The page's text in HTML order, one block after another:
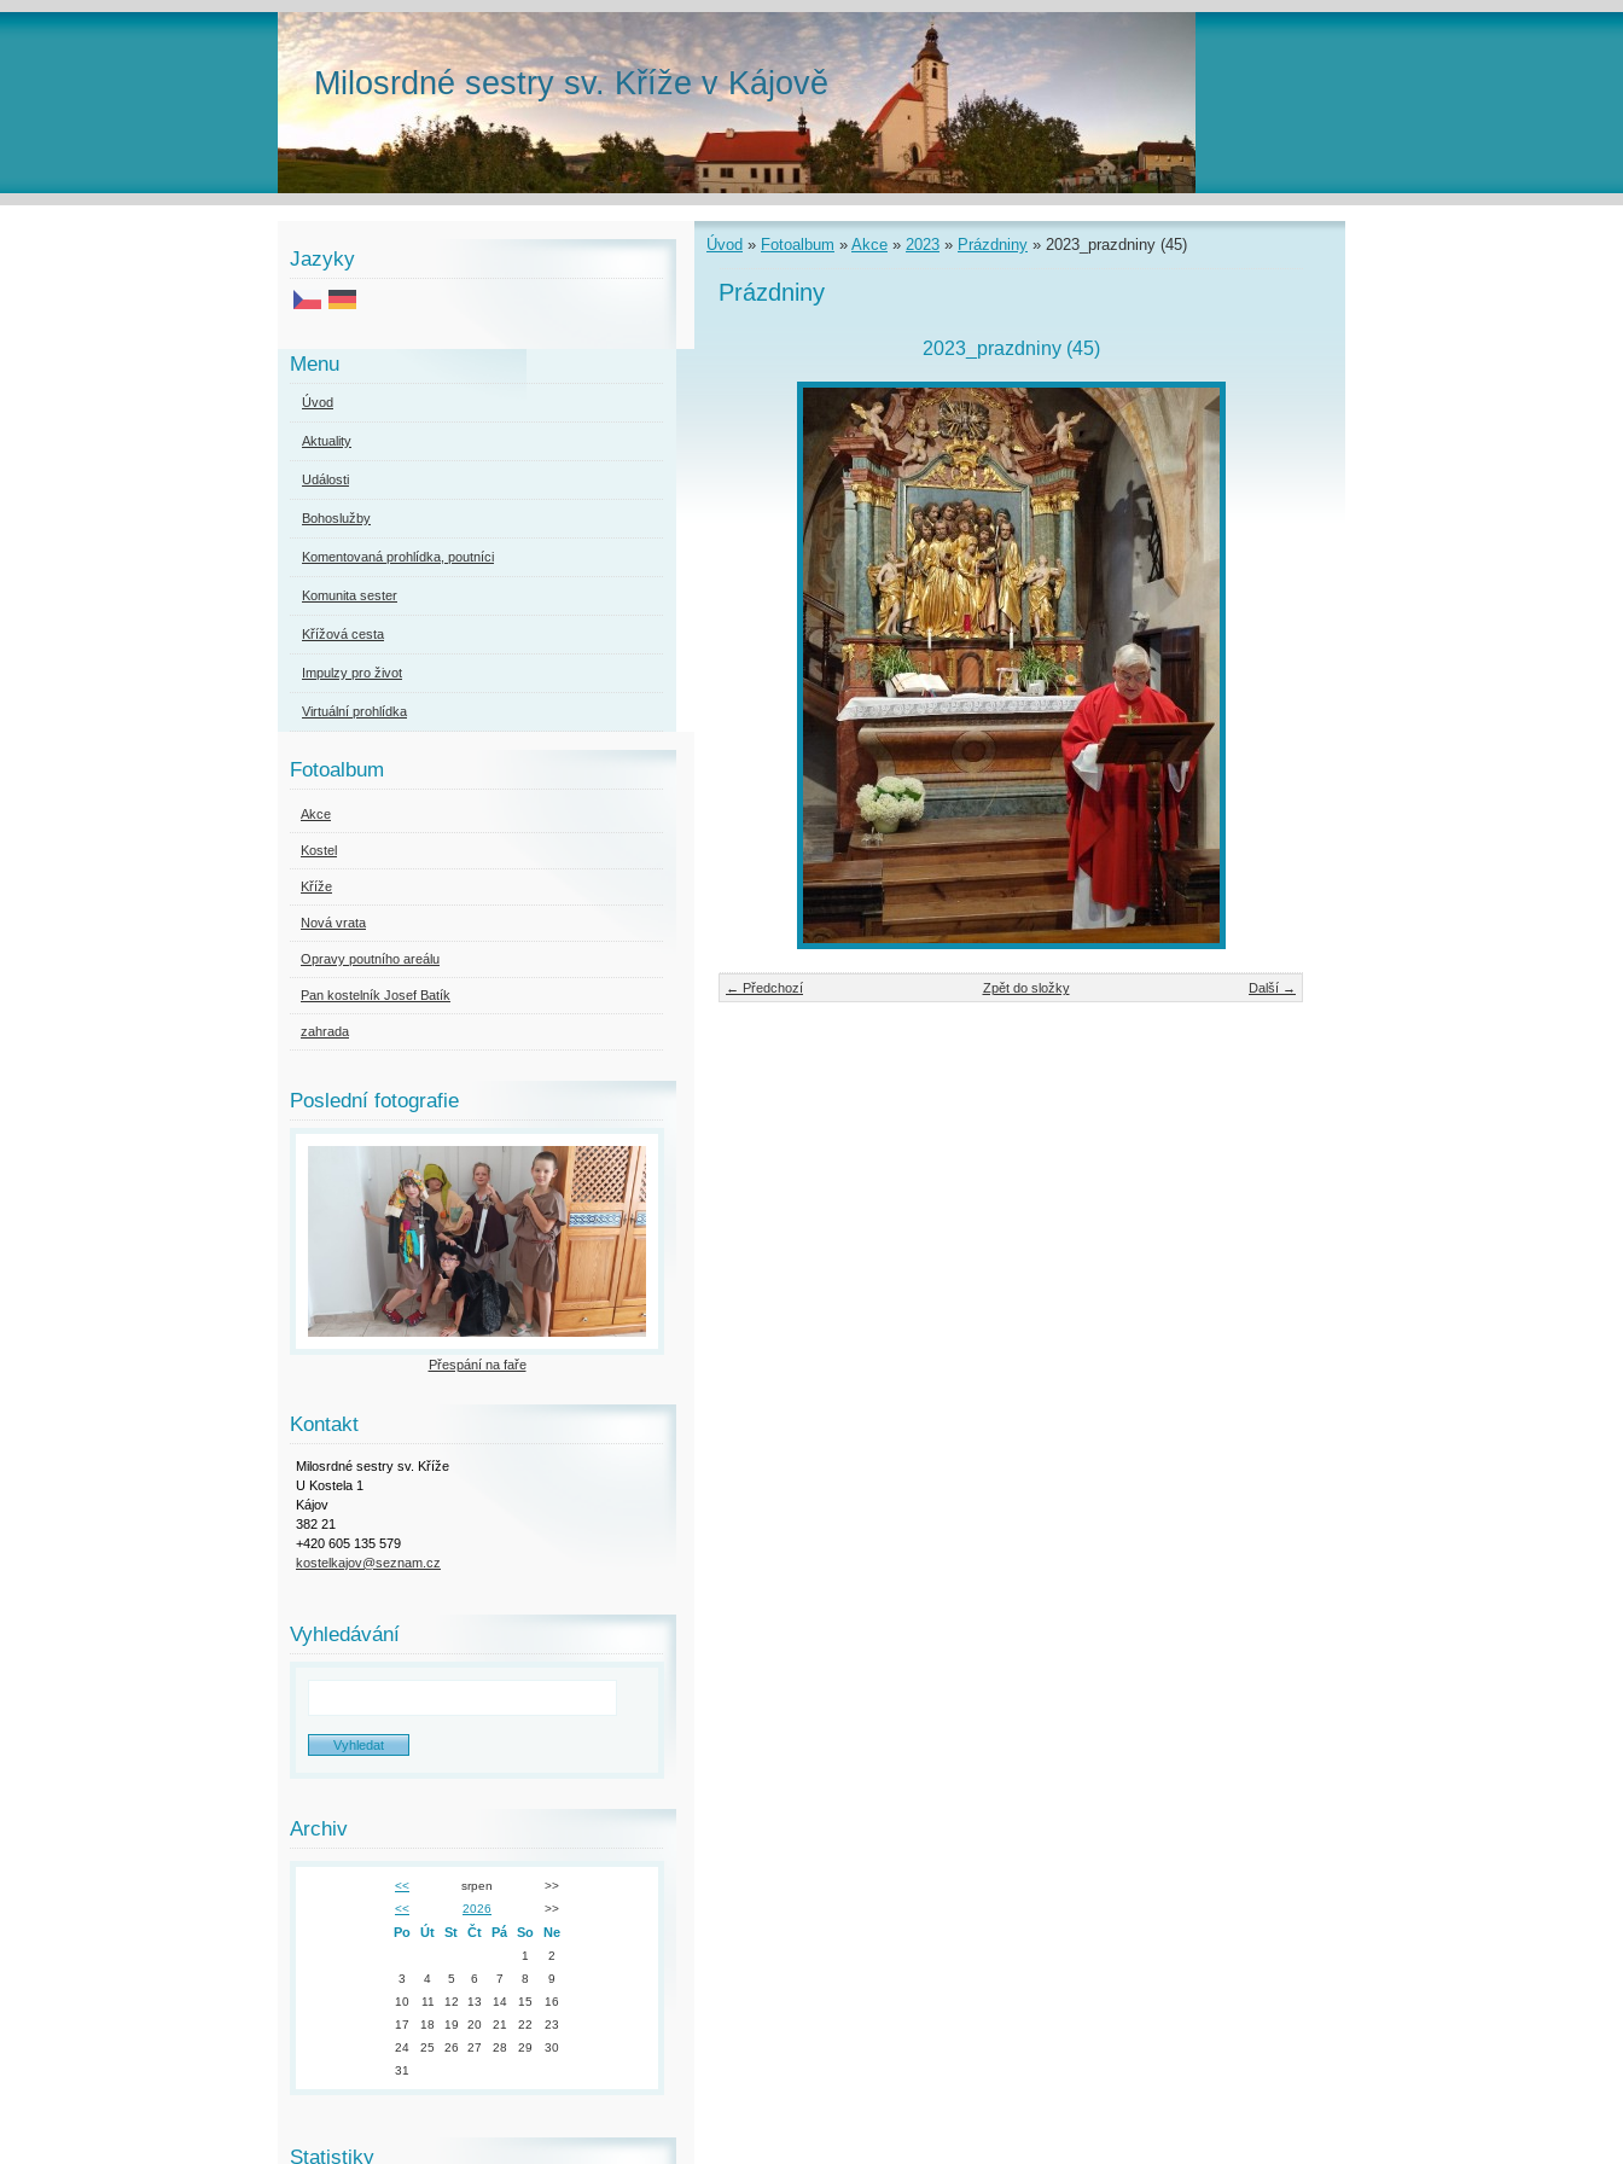
Milosrdné sestry sv. Kříže v Kájově
Úvod » Fotoalbum » Akce » 2023 » Prázdniny » 2023_prazdniny (45)
Prázdniny
2023_prazdniny (45)
← Předchozí Další →
Zpět do složky
Jazyky
Menu
Úvod
Aktuality
Události
Bohoslužby
Komentovaná prohlídka, poutníci
Komunita sester
Křížová cesta
Impulzy pro život
Virtuální prohlídka
Fotoalbum
Akce
Kostel
Kříže
Nová vrata
Opravy poutního areálu
Pan kostelník Josef Batík
zahrada
Poslední fotografie
Přespání na faře
Kontakt
Milosrdné sestry sv. Kříže
U Kostela 1
Kájov
382 21
+420 605 135 579
kostelkajov@seznam.cz
Vyhledávání
Archiv
<< srpen
>>
<<
2026 >>
Po Út St Čt Pá So Ne
1
2
3
4 5 6 7 8
9
10
11 12 13 14 15
16
17
18 19 20 21 22
23
24
25 26 27 28 29
30
31
Statistiky